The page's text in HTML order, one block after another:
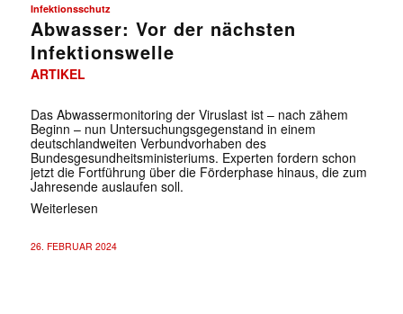
Infektionsschutz
Abwasser: Vor der nächsten
Infektionswelle
ARTIKEL
Das Abwassermonitoring der Viruslast ist – nach zähem
Beginn – nun Untersuchungsgegenstand in einem
deutschlandweiten Verbundvorhaben des
Bundesgesundheitsministeriums. Experten fordern schon
jetzt die Fortführung über die Förderphase hinaus, die zum
Jahresende auslaufen soll.
Weiterlesen
26. FEBRUAR 2024